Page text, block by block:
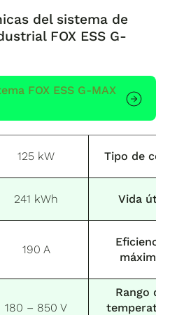
del sistema de
FOX ESS G-
FOX ESS G-MAX
125 kW Tipo de
241 kWh Vida útil
190 A
Eficiencia
máxima
180 – 850 V
Rango de